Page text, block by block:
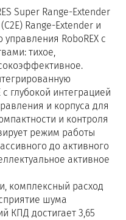
Super Range-Extender
Range-Extender и
RoboREX с
тихое,
глубокой интеграцией
и корпуса для
и контроля
режим работы
до активного
активное
комплексный расход
шума
КПД достигает 3,65